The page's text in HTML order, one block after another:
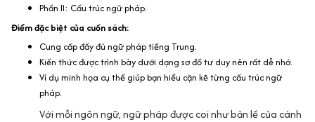
Phần II: Cấu trúc ngữ pháp.
Điểm đặc biệt của cuốn sách:
Cung cấp đầy đủ ngữ pháp tiếng Trung.
Kiến thức được trình bày dưới dạng sơ đồ tư duy nên rất dễ nhớ.
Ví dụ minh họa cụ thể giúp bạn hiểu cặn kẽ từng cấu trúc ngữ
pháp.
Với mỗi ngôn ngữ, ngữ pháp được coi như bản lề của cánh